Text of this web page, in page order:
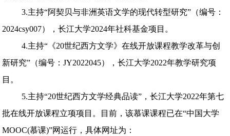
3.主持“阿契贝与非洲英语文学的现代转型研究”（编号：
2024csy007），长江大学2024年社科基金项目。
4.主持“《20世纪西方文学》在线开放课程教学改革与创
新研究”（编号：JY2022045），长江大学2022年教学研究项
目。
5.主持“20世纪西方文学经典品读”，长江大学2022年第七
批在线开放课程立项项目。目前，该慕课课程已在“中国大学
MOOC(慕课)”网运行，具体网址为：